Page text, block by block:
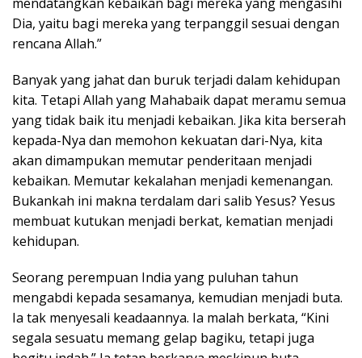
Dia, yaitu bagi mereka yang terpanggil sesuai dengan
rencana Allah.”
Banyak yang jahat dan buruk terjadi dalam kehidupan
kita. Tetapi Allah yang Mahabaik dapat meramu semua
yang tidak baik itu menjadi kebaikan. Jika kita berserah
kepada-Nya dan memohon kekuatan dari-Nya, kita
akan dimampukan memutar penderitaan menjadi
kebaikan. Memutar kekalahan menjadi kemenangan.
Bukankah ini makna terdalam dari salib Yesus? Yesus
membuat kutukan menjadi berkat, kematian menjadi
kehidupan.
Seorang perempuan India yang puluhan tahun
mengabdi kepada sesamanya, kemudian menjadi buta.
Ia tak menyesali keadaannya. Ia malah berkata, “Kini
segala sesuatu memang gelap bagiku, tetapi juga